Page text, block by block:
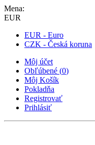
Mena:
EUR
EUR - Euro
CZK - Česká koruna
Môj účet
Obľúbené (0)
Môj Košík
Pokladňa
Registrovať
Prihlásiť